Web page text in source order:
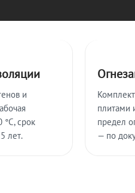
и
срок
лет.
плитами
предел
— по